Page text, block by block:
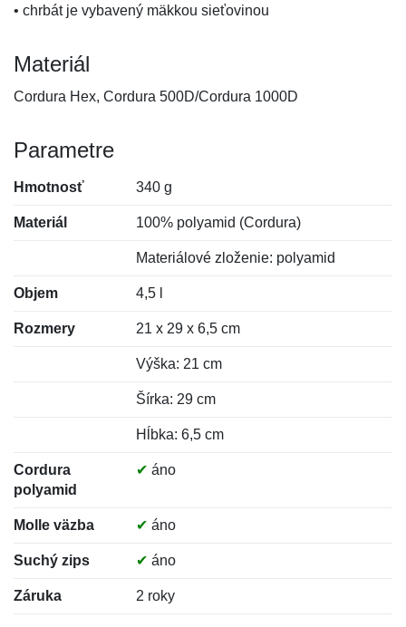
• chrbát je vybavený mäkkou sieťovinou
Materiál
Cordura Hex, Cordura 500D/Cordura 1000D
Parametre
Hmotnosť 340 g
Materiál 100% polyamid (Cordura)
Materiálové zloženie: polyamid
Objem 4,5 l
Rozmery 21 x 29 x 6,5 cm
Výška: 21 cm
Šírka: 29 cm
Hĺbka: 6,5 cm
Cordura
polyamid
✔ áno
Molle väzba ✔ áno
Suchý zips ✔ áno
Záruka 2 roky